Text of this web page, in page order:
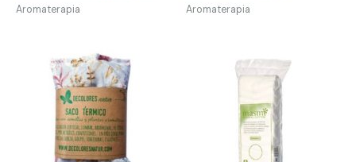
Aromaterapia Aromaterapia